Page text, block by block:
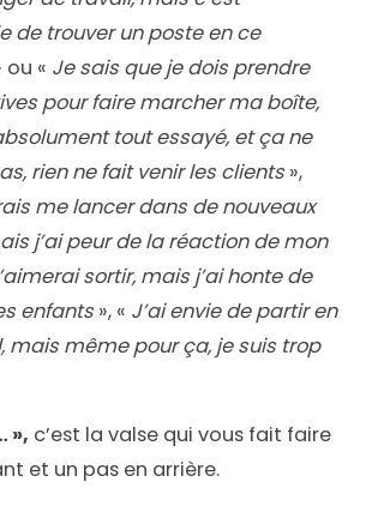
de trouver un poste en ce
ou « Je sais que je dois prendre
pour faire marcher ma boîte,
tout essayé, et ça ne
rien ne fait venir les clients »,
me lancer dans de nouveaux
j’ai peur de la réaction de mon
sortir, mais j’ai honte de
enfants », « J’ai envie de partir en
mais même pour ça, je suis trop
», c’est la valse qui vous fait faire
et un pas en arrière.